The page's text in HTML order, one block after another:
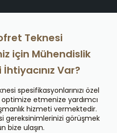
Teknesi
için Mühendislik
Var?
spesifikasyonlarınızı özel
optimize etmenize yardımcı
hizmeti vermektedir.
gereksinimlerinizi görüşmek
bize ulaşın.